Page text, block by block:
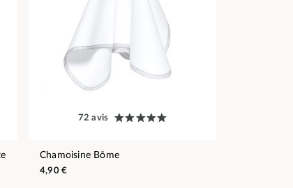
72 avis
Chamoisine Bōme
4,90 €